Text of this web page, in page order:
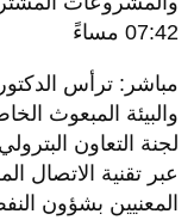
07:42 مساءً
مباشر: ترأس
والبيئة المبعوث
لجنة التعاون
عبر تقنية الاتصال
المعنيين بشؤون